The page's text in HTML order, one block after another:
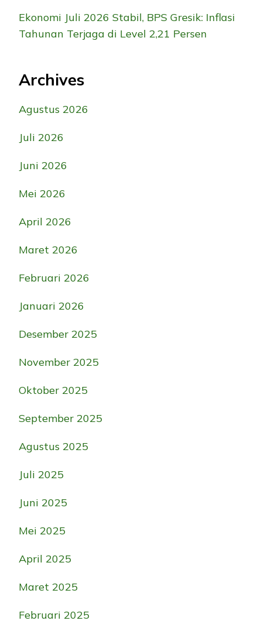
Ekonomi Juli 2026 Stabil, BPS Gresik: Inflasi
Tahunan Terjaga di Level 2,21 Persen
Archives
Agustus 2026
Juli 2026
Juni 2026
Mei 2026
April 2026
Maret 2026
Februari 2026
Januari 2026
Desember 2025
November 2025
Oktober 2025
September 2025
Agustus 2025
Juli 2025
Juni 2025
Mei 2025
April 2025
Maret 2025
Februari 2025